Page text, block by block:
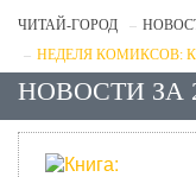
ЧИТАЙ-ГОРОД
НЕДЕЛЯ КОМИКСОВ:
НОВОСТИ ЗА